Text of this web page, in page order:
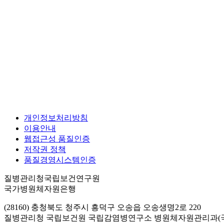
개인정보처리방침
이용안내
웹접근성 품질인증
저작권 정책
품질경영시스템인증
질병관리청국립보건연구원
국가병원체자원은행
(28160) 충청북도 청주시 흥덕구 오송읍 오송생명2로 220
질병관리청 국립보건원 국립감염병연구소 병원체자원관리과(